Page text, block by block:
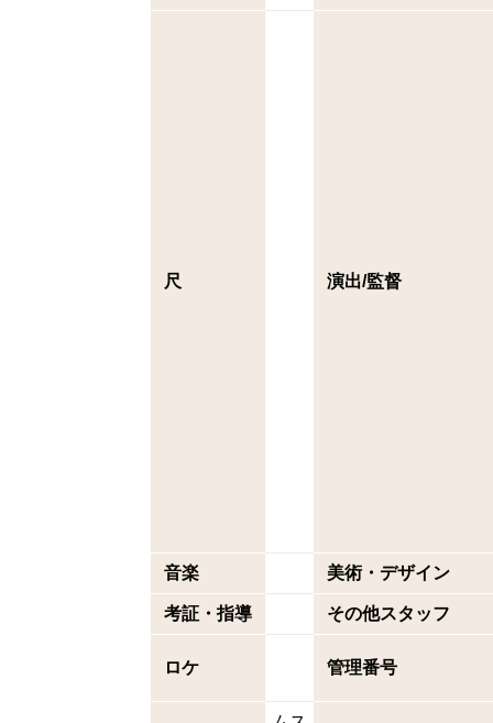
尺 演出/監督
音楽 美術・デザイン
考証・指導 その他スタッフ
ロケ 管理番号